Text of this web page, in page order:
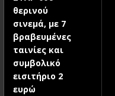
θερινού
σινεμά, με 7
βραβευμένες
ταινίες και
συμβολικό
εισιτήριο 2
ευρώ